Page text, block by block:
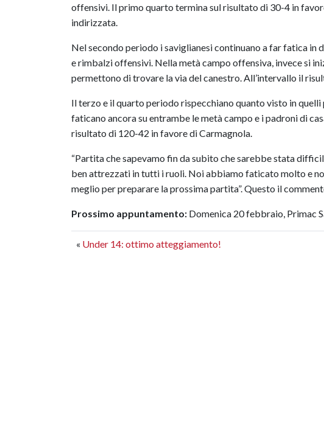
offensivi. Il primo quarto termina sul risultato di 30-4 in
indirizzata.
Nel secondo periodo i saviglianesi continuano a far fatica
e rimbalzi offensivi. Nella metà campo offensiva, invece si
permettono di trovare la via del canestro. All’intervallo il
Il terzo e il quarto periodo rispecchiano quanto visto in
faticano ancora su entrambe le metà campo e i padroni di
risultato di 120-42 in favore di Carmagnola.
“Partita che sapevamo fin da subito che sarebbe stata
ben attrezzati in tutti i ruoli. Noi abbiamo faticato molto e
meglio per preparare la prossima partita”. Questo il
Prossimo appuntamento: Domenica 20 febbraio, Primac
« Under 14: ottimo atteggiamento!